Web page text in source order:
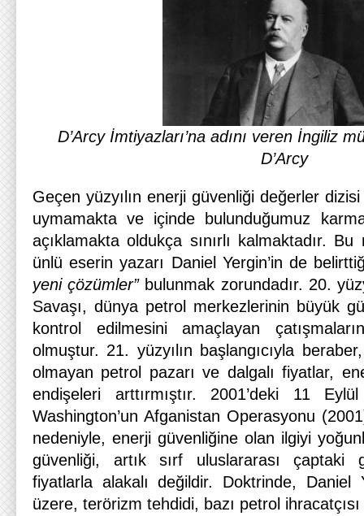
D’Arcy İmtiyazları’na adını veren İngiliz
D’Arcy
Geçen yüzyılın enerji güvenliği değerler
uymamakta ve içinde bulunduğumuz
açıklamakta oldukça sınırlı kalmaktadır.
ünlü eserin yazarı Daniel Yergin’in de
yeni çözümler”bulunmak zorundadır. 20.
Savaşı, dünya petrol merkezlerinin büyük
kontrol edilmesini amaçlayan
olmuştur. 21. yüzyılın başlangıcıyla
olmayan petrol pazarı ve dalgalı fiyatlar,
endişeleri arttırmıştır. 2001’deki 11
Washington’un Afganistan Operasyonu
nedeniyle, enerji güvenliğine olan ilgiyi
güvenliği, artık sırf uluslararası çaptaki
fiyatlarla alakalı değildir. Doktrinde, Daniel
üzere, terörizm tehdidi, bazı petrol